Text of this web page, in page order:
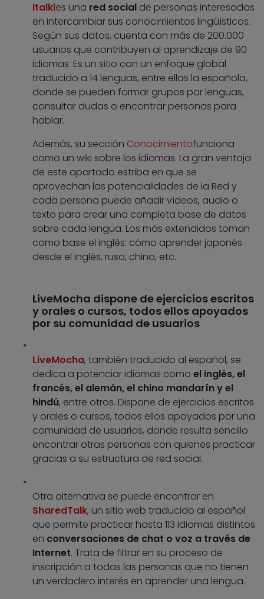
Italkies una red social de personas interesadas
en intercambiar sus conocimientos lingüísticos.
Según sus datos, cuenta con más de 200.000
usuarios que contribuyen al aprendizaje de 90
idiomas. Es un sitio con un enfoque global
traducido a 14 lenguas, entre ellas la española,
donde se pueden formar grupos por lenguas,
consultar dudas o encontrar personas para
hablar.
Además, su sección Conocimientofunciona
como un wiki sobre los idiomas. La gran ventaja
de este apartado estriba en que se
aprovechan las potencialidades de la Red y
cada persona puede añadir vídeos, audio o
texto para crear una completa base de datos
sobre cada lengua. Los más extendidos toman
como base el inglés: cómo aprender japonés
desde el inglés, ruso, chino, etc.
LiveMocha dispone de ejercicios escritos
y orales o cursos, todos ellos apoyados
por su comunidad de usuarios
LiveMocha, también traducido al español, se
dedica a potenciar idiomas como el inglés, el
francés, el alemán, el chino mandarín y el
hindú, entre otros. Dispone de ejercicios escritos
y orales o cursos, todos ellos apoyados por una
comunidad de usuarios, donde resulta sencillo
encontrar otras personas con quienes practicar
gracias a su estructura de red social.
Otra alternativa se puede encontrar en
SharedTalk, un sitio web traducido al español
que permite practicar hasta 113 idiomas distintos
en conversaciones de chat o voz a través de
Internet. Trata de filtrar en su proceso de
inscripción a todas las personas que no tienen
un verdadero interés en aprender una lengua.